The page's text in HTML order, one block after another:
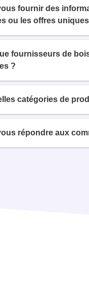
fournir des
ou les offres
fournisseurs de
?
catégories de
répondre aux